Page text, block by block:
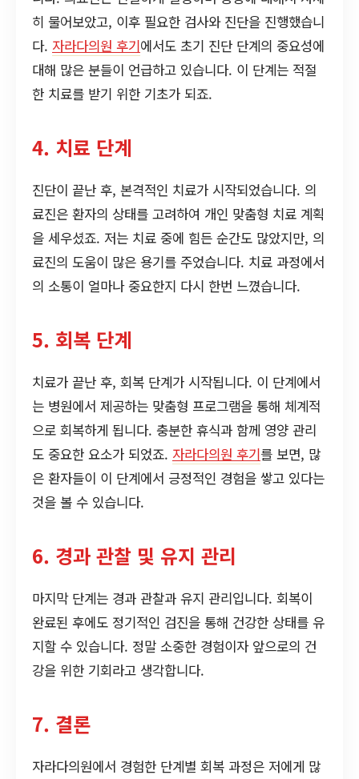
히 물어보았고, 이후 필요한 검사와 진단을 진행했습니
다. 자라다의원 후기에서도 초기 진단 단계의 중요성에
대해 많은 분들이 언급하고 있습니다. 이 단계는 적절
한 치료를 받기 위한 기초가 되죠.
4. 치료 단계
진단이 끝난 후, 본격적인 치료가 시작되었습니다. 의
료진은 환자의 상태를 고려하여 개인 맞춤형 치료 계획
을 세우셨죠. 저는 치료 중에 힘든 순간도 많았지만, 의
료진의 도움이 많은 용기를 주었습니다. 치료 과정에서
의 소통이 얼마나 중요한지 다시 한번 느꼈습니다.
5. 회복 단계
치료가 끝난 후, 회복 단계가 시작됩니다. 이 단계에서
는 병원에서 제공하는 맞춤형 프로그램을 통해 체계적
으로 회복하게 됩니다. 충분한 휴식과 함께 영양 관리
도 중요한 요소가 되었죠. 자라다의원 후기를 보면, 많
은 환자들이 이 단계에서 긍정적인 경험을 쌓고 있다는
것을 볼 수 있습니다.
6. 경과 관찰 및 유지 관리
마지막 단계는 경과 관찰과 유지 관리입니다. 회복이
완료된 후에도 정기적인 검진을 통해 건강한 상태를 유
지할 수 있습니다. 정말 소중한 경험이자 앞으로의 건
강을 위한 기회라고 생각합니다.
7. 결론
자라다의원에서 경험한 단계별 회복 과정은 저에게 많